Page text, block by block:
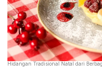
Hidangan Tradisional Natal dari